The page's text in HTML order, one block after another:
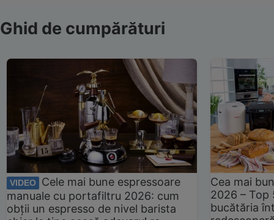
Ghid de cumpărături
VIDEO
Cele mai bune espressoare
manuale cu portafiltru 2026: cum
obții un espresso de nivel barista
Cea mai
2026 –
bucătăria